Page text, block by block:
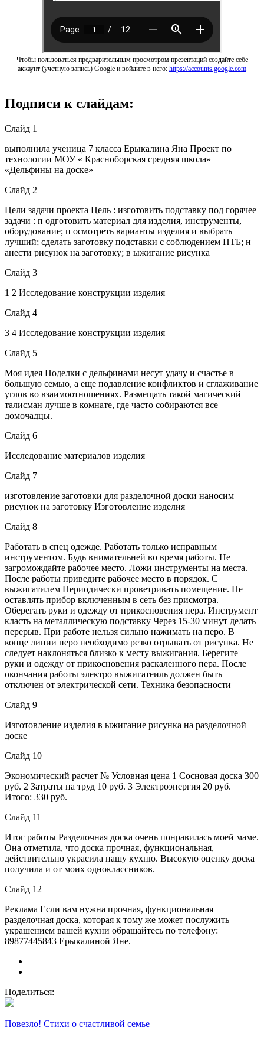
Чтобы пользоваться предварительным просмотром презентаций создайте себе
аккаунт (учетную запись) Google и войдите в него: https://accounts.google.com
Подписи к слайдам:
Слайд 1
выполнила ученица 7 класса Ерыкалина Яна Проект по
технологии МОУ « Красноборская средняя школа»
«Дельфины на доске»
Слайд 2
Цели задачи проекта Цель : изготовить подставку под горячее
задачи : п одготовить материал для изделия, инструменты,
оборудование; п осмотреть варианты изделия и выбрать
лучший; сделать заготовку подставки с соблюдением ПТБ; н
анести рисунок на заготовку; в ыжигание рисунка
Слайд 3
1 2 Исследование конструкции изделия
Слайд 4
3 4 Исследование конструкции изделия
Слайд 5
Моя идея Поделки с дельфинами несут удачу и счастье в
большую семью, а еще подавление конфликтов и сглаживание
углов во взаимоотношениях. Размещать такой магический
талисман лучше в комнате, где часто собираются все
домочадцы.
Слайд 6
Исследование материалов изделия
Слайд 7
изготовление заготовки для разделочной доски наносим
рисунок на заготовку Изготовление изделия
Слайд 8
Работать в спец одежде. Работать только исправным
инструментом. Будь внимательней во время работы. Не
загромождайте рабочее место. Ложи инструменты на места.
После работы приведите рабочее место в порядок. С
выжигатилем Периодически проветривать помещение. Не
оставлять прибор включенным в сеть без присмотра.
Оберегать руки и одежду от прикосновения пера. Инструмент
класть на металлическую подставку Через 15-30 минут делать
перерыв. При работе нельзя сильно нажимать на перо. В
конце линии перо необходимо резко отрывать от рисунка. Не
следует наклоняться близко к месту выжигания. Берегите
руки и одежду от прикосновения раскаленного пера. После
окончания работы электро выжигатеиль должен быть
отключен от электрической сети. Техника безопасности
Слайд 9
Изготовление изделия в ыжигание рисунка на разделочной
доске
Слайд 10
Экономический расчет № Условная цена 1 Сосновая доска 300
руб. 2 Затраты на труд 10 руб. 3 Электроэнергия 20 руб.
Итого: 330 руб.
Слайд 11
Итог работы Разделочная доска очень понравилась моей маме.
Она отметила, что доска прочная, функциональная,
действительно украсила нашу кухню. Высокую оценку доска
получила и от моих одноклассников.
Слайд 12
Реклама Если вам нужна прочная, функциональная
разделочная доска, которая к тому же может послужить
украшением вашей кухни обращайтесь по телефону:
89877445843 Ерыкалиной Яне.
Поделиться:
Повезло! Стихи о счастливой семье